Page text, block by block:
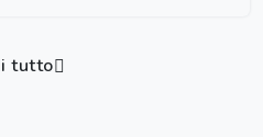
tutto